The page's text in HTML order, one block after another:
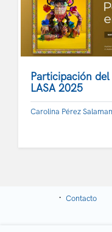
Participación
LASA 2025
Carolina Pérez
Contacto